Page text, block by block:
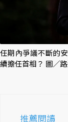
任期內爭議不斷的
續擔任首相？ 圖／
推薦閱讀